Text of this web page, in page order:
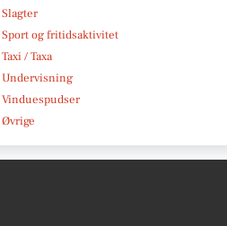
Slagter
Sport og fritidsaktivitet
Taxi / Taxa
Undervisning
Vinduespudser
Øvrige